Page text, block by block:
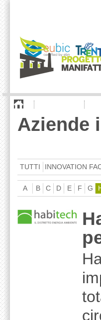
Aziende
TUTTI INNOVATION
A B C D E F G